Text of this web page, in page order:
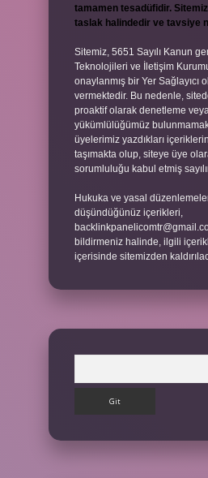
tamamen tesadüfidir.
taslak halindedir ve tavsiye
Sitemiz, 5651 Sayılı Kanun
Teknolojileri ve İletişim
onaylanmış bir Yer Sağlayıcı
vermektedir. Bu nedenle,
proaktif olarak denetleme
yükümlülüğümüz
üyelerimiz yazdıkları
taşımakta olup, siteye üye
sorumluluğu kabul etmiş
Hukuka ve yasal
düşündüğünüz içerikleri,
bildirmeniz halinde, ilgili
içerisinde sitemizden